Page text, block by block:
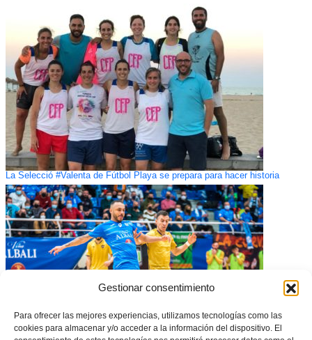
Gestionar consentimiento
Para ofrecer las mejores experiencias, utilizamos tecnologías como las
cookies para almacenar y/o acceder a la información del dispositivo. El
La Selecció #Valenta de Fútbol Playa se prepara para hacer historia